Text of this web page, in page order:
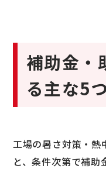
補助金・
る主な5
工場の暑さ対策・熱
と、条件次第で補